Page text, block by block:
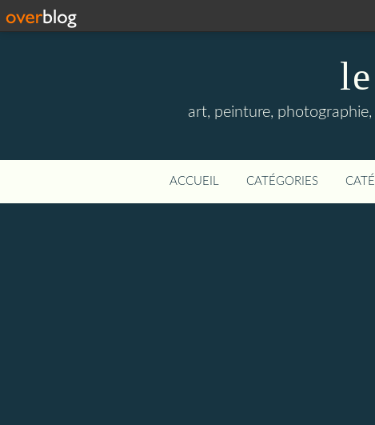
art, peinture,
ACCUEIL CATÉGORIES